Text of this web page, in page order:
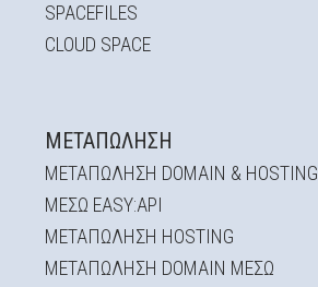
SPACEFILES
CLOUD SPACE
ΜΕΤΑΠΏΛΗΣΗ
ΜΕΤΑΠΩΛΗΣΗ DOMAIN & HOSTING
ΜΕΣΩ EASY:API
ΜΕΤΑΠΩΛΗΣΗ HOSTING
ΜΕΤΑΠΩΛΗΣΗ DOMAIN ΜΕΣΩ